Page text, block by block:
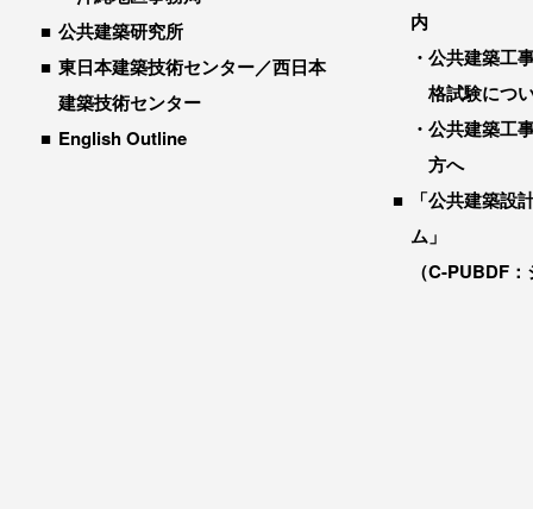
公共建築研究所
東日本建築技術センター／西日本
建築技術センター
English Outline
内
公共建築工
格試験につ
公共建築工
方へ
「公共建築設
ム」
（C-PUBDF